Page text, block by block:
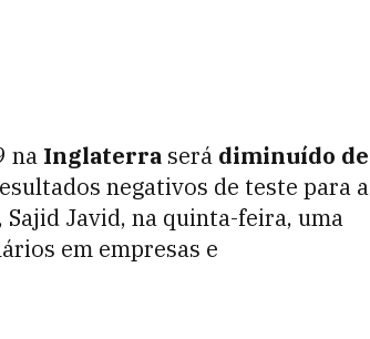
na Inglaterra será diminuído de
negativos de teste para a
Javid, na quinta-feira, uma
em empresas e